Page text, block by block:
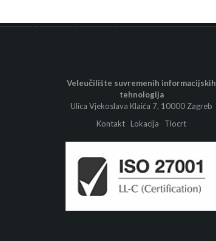
Veleučilište suvremenih informacijskih
tehnologija
Ulica Vjekoslava Klaića 7, 10000 Zagreb
Kontakt Lokacija Tlocrt